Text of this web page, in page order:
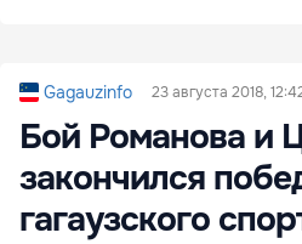
Gagauzinfo 23 августа 2018,
Бой Романова и
закончился
гагаузского